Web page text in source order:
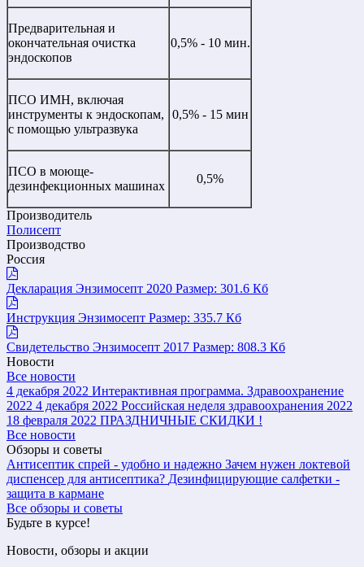
Предварительная и
окончательная очистка
эндоскопов
0,5% - 10 мин.
ПСО ИМН, включая
инструменты к эндоскопам,
с помощью ультразвука
0,5% - 15 мин
ПСО в моюще-
дезинфекционных машинах
0,5%
Производитель
Полисепт
Производство
Россия
Декларация Энзимосепт 2020 Размер: 301.6 Кб
Инструкция Энзимосепт Размер: 335.7 Кб
Свидетельство Энзимосепт 2017 Размер: 808.3 Кб
Новости
Все новости
4 декабря 2022 Интерактивная программа. Здравоохранение
2022 4 декабря 2022 Российская неделя здравоохранения 2022
18 февраля 2022 ПРАЗДНИЧНЫЕ СКИДКИ !
Все новости
Обзоры и советы
Антисептик спрей - удобно и надежно Зачем нужен локтевой
диспенсер для антисептика? Дезинфицирующие салфетки -
защита в кармане
Все обзоры и советы
Будьте в курсе!
Новости, обзоры и акции